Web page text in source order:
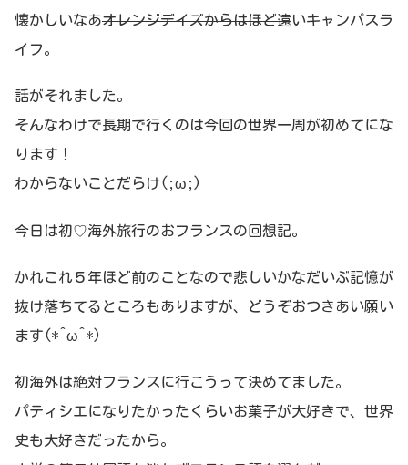
懐かしいなあオレンジデイズからはほど遠いキャンパスラ
イフ。
話がそれました。
そんなわけで長期で行くのは今回の世界一周が初めてにな
ります！
わからないことだらけ(;ω;)
今日は初♡海外旅行のおフランスの回想記。
かれこれ５年ほど前のことなので悲しいかなだいぶ記憶が
抜け落ちてるところもありますが、どうぞおつきあい願い
ます(*^ω^*)
初海外は絶対フランスに行こうって決めてました。
パティシエになりたかったくらいお菓子が大好きで、世界
史も大好きだったから。